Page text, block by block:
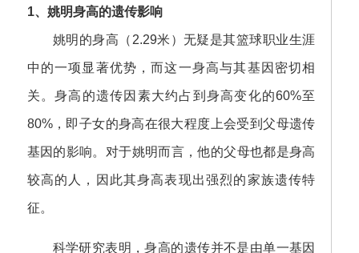
1、姚明身高的遗传影响
姚明的身高（2.29米）无疑是其篮球职业生涯
中的一项显著优势，而这一身高与其基因密切相
关。身高的遗传因素大约占到身高变化的60%至
80%，即子女的身高在很大程度上会受到父母遗传
基因的影响。对于姚明而言，他的父母也都是身高
较高的人，因此其身高表现出强烈的家族遗传特
征。
科学研究表明，身高的遗传并不是由单一基因